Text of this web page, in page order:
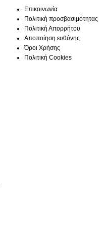
Επικοινωνία
Πολιτική προσβασιμότητας
Πολιτική Απορρήτου
Αποποίηση ευθύνης
Όροι Χρήσης
Πολιτική Cookies